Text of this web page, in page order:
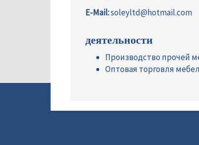
E-Mail:soleyltd@hotmail.com
деятельности
Производство прочей
Оптовая торговля